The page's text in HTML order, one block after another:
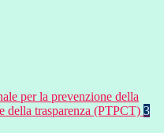
per la prevenzione della
della trasparenza (PTPCT) 3